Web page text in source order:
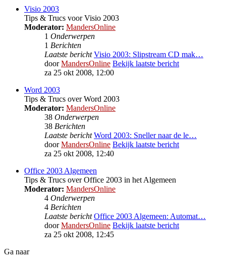
Visio 2003
Tips & Trucs voor Visio 2003
Moderator: MandersOnline
1 Onderwerpen
1 Berichten
Laatste bericht Visio 2003: Slipstream CD mak…
doorMandersOnline Bekijk laatste bericht
za 25 okt 2008, 12:00
Word 2003
Tips & Trucs over Word 2003
Moderator: MandersOnline
38 Onderwerpen
38 Berichten
Laatste bericht Word 2003: Sneller naar de le…
doorMandersOnline Bekijk laatste bericht
za 25 okt 2008, 12:40
Office 2003 Algemeen
Tips & Trucs over Office 2003 in het Algemeen
Moderator: MandersOnline
4 Onderwerpen
4 Berichten
Laatste bericht Office 2003 Algemeen: Automat…
doorMandersOnline Bekijk laatste bericht
za 25 okt 2008, 12:45
Ga naar